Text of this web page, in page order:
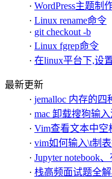
· WordPress主题制
· Linux rename命令
· git checkout -b
· Linux fgrep命令
· 在linux平台下,设
最新更新
· jemalloc 内存的四
· mac 卸载搜狗输入
· Vim查看文本中空
· vim如何输入\t制
· Jupyter notebook
· 栈高频面试题全